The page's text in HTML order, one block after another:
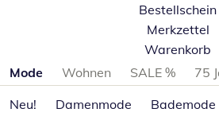
Bestellschein
Merkzettel
Warenkorb
Produktkategorien überspringen
Mode Wohnen SALE %
75
Neu!
Damenmode Bademode